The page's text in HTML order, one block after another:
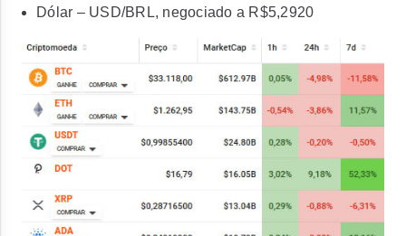
Dólar – USD/BRL, negociado a R$5,2920